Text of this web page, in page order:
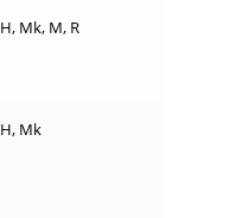
H, Mk, M, R
H, Mk